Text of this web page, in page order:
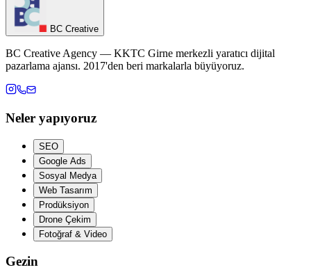
BC Creative
BC Creative Agency — KKTC Girne merkezli yaratıcı dijital
pazarlama ajansı. 2017'den beri markalarla büyüyoruz.
Neler yapıyoruz
SEO
Google Ads
Sosyal Medya
Web Tasarım
Prodüksiyon
Drone Çekim
Fotoğraf & Video
Gezin